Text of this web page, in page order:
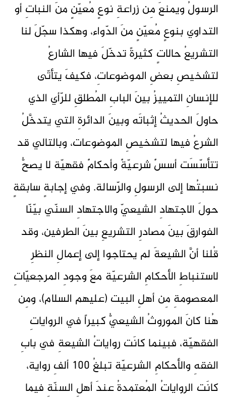
الرسولُ ويمنعَ مِن زراعةِ نوعٍ مُعيّنٍ منَ النباتِ أو
التداوي بنوعٍ مُعيّنٍ منَ الدّواء، وهكذا سجّلَ لنا
التشريعُ حالاتٍ كثيرةً تدخّلَ فيها الشارعُ
لتشخيصِ بعضِ الموضوعاتِ، فكيفَ يتأتّى
للإنسانِ التمييزُ بينَ البابِ المُطلقِ للرّأي الذي
حاولَ الحديثُ إثباتَه وبينَ الدائرةِ التي يتدخَّلُ
الشرعُ فيها لتشخيصِ الموضوعات، وبالتالي قد
تتأسّسَت أسسٌ شرعيّةٌ وأحكامٌ فقهيّة لا يصحُّ
نسبتُها إلى الرسولِ والرّسالة. وفي إجابةٍ سابقةٍ
حولَ الاجتهادِ الشيعيّ والاجتهادِ السنّي بيّنّا
الفوارقَ بينَ مصادرِ التشريعِ بينَ الطرفين، وقد
قُلنا أنَّ الشيعةَ لم يحتاجوا إلى إعمالِ النظرِ
لاستنباطِ الأحكامِ الشرعيّة معَ وجودِ المرجعيّاتِ
المعصومةِ مِن أهلِ البيت (عليهم السلام)، ومِن
هُنا كانَ الموروثُ الشيعيُّ كبيراً في الرواياتِ
الفقهيّة، فبينما كانَت رواياتُ الشيعةِ في بابِ
الفقهِ والأحكامِ الشرعيّة تبلغُ 100 ألفِ رواية،
كانَت الرواياتُ المُعتمدةُ عندَ أهلِ السنّةِ فيما